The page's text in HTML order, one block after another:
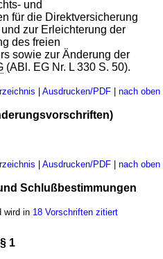
und
für die Direktversicherung
zur Erleichterung der
des freien
sowie zur Änderung der
(ABl. EG Nr. L 330 S. 50).
| Ausdrucken/PDF| nach oben
| Ausdrucken/PDF| nach oben
Schlußbestimmungen
wird in 18 Vorschriften zitiert
§ 1